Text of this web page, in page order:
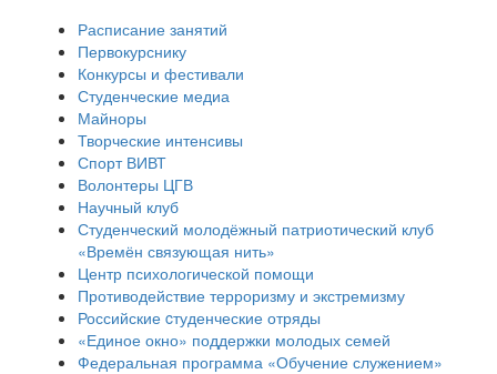
Расписание занятий
Первокурснику
Конкурсы и фестивали
Студенческие медиа
Майноры
Творческие интенсивы
Спорт ВИВТ
Волонтеры ЦГВ
Научный клуб
Студенческий молодёжный патриотический клуб
«Времён связующая нить»
Центр психологической помощи
Противодействие терроризму и экстремизму
Российские cтуденческие отряды
«Единое окно» поддержки молодых семей
Федеральная программа «Обучение служением»